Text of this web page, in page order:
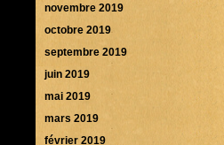
novembre 2019
octobre 2019
septembre 2019
juin 2019
mai 2019
mars 2019
février 2019